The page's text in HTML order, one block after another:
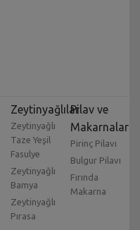
Zeytinyağlılar
Zeytinyağlı
Taze Yeşil
Fasulye
Zeytinyağlı
Bamya
Zeytinyağlı
Pırasa
Pilav ve
Makarnalar
Pirinç Pilavı
Bulgur Pilavı
Fırında
Makarna